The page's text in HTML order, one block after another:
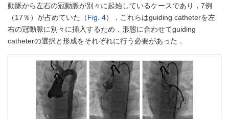
動脈から左右の冠動脈が別々に起始しているケースであり，7例
（17％）が占めていた（Fig. 4）．これらはguiding catheterを左
右の冠動脈に別々に挿入するため，形態に合わせてguiding
catheterの選択と形成をそれぞれに行う必要があった．